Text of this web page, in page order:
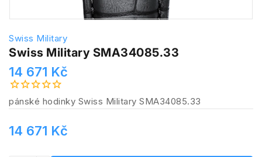
Swiss Military
Swiss Military SMA34085.33
14 671 Kč
pánské hodinky Swiss Military SMA34085.33
14 671 Kč